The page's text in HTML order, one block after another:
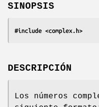
SINOPSIS
#include <complex.h>
DESCRIPCIÓN
Los números